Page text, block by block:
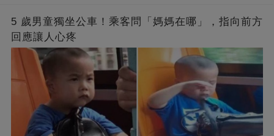
5 歲男童獨坐公車！乘客問「媽媽在哪」，指向前方
回應讓人心疼